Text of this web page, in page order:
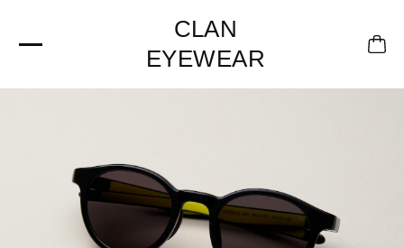
CLAN
EYEWEAR